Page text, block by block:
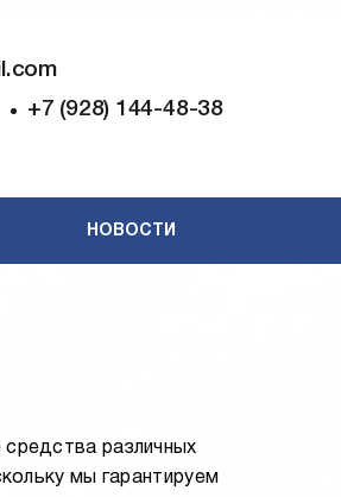
+7 (928) 144-48-38
НОВОСТИ
различных
мы гарантируем